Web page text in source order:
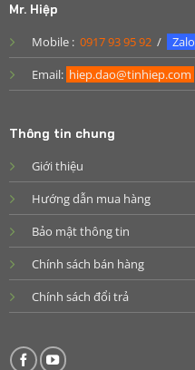
Mr. Hiệp
Mobile : 0917 93 95 92/
Zalo
Email: hiep.dao@tinhiep.com
Thông tin chung
Giới thiệu
Hướng dẫn mua hàng
Bảo mật thông tin
Chính sách bán hàng
Chính sách đổi trả